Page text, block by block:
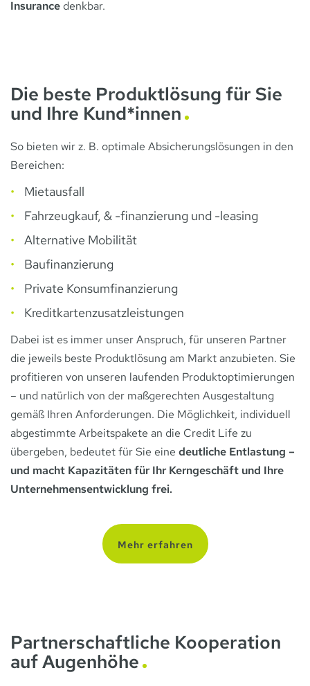
Insurance denkbar.
Die beste Produktlösung für Sie
und Ihre Kund*innen
So bieten wir z. B. optimale Absicherungslösungen in den
Bereichen:
Mietausfall
Fahrzeugkauf, & -finanzierung und -leasing
Alternative Mobilität
Baufinanzierung
Private Konsumfinanzierung
Kreditkartenzusatzleistungen
Dabei ist es immer unser Anspruch, für unseren Partner
die jeweils beste Produktlösung am Markt anzubieten. Sie
profitieren von unseren laufenden Produktoptimierungen
– und natürlich von der maßgerechten Ausgestaltung
gemäß Ihren Anforderungen. Die Möglichkeit, individuell
abgestimmte Arbeitspakete an die Credit Life zu
übergeben, bedeutet für Sie eine deutliche Entlastung –
und macht Kapazitäten für Ihr Kerngeschäft und Ihre
Unternehmensentwicklung frei.
Mehr erfahren
Partnerschaftliche Kooperation
auf Augenhöhe